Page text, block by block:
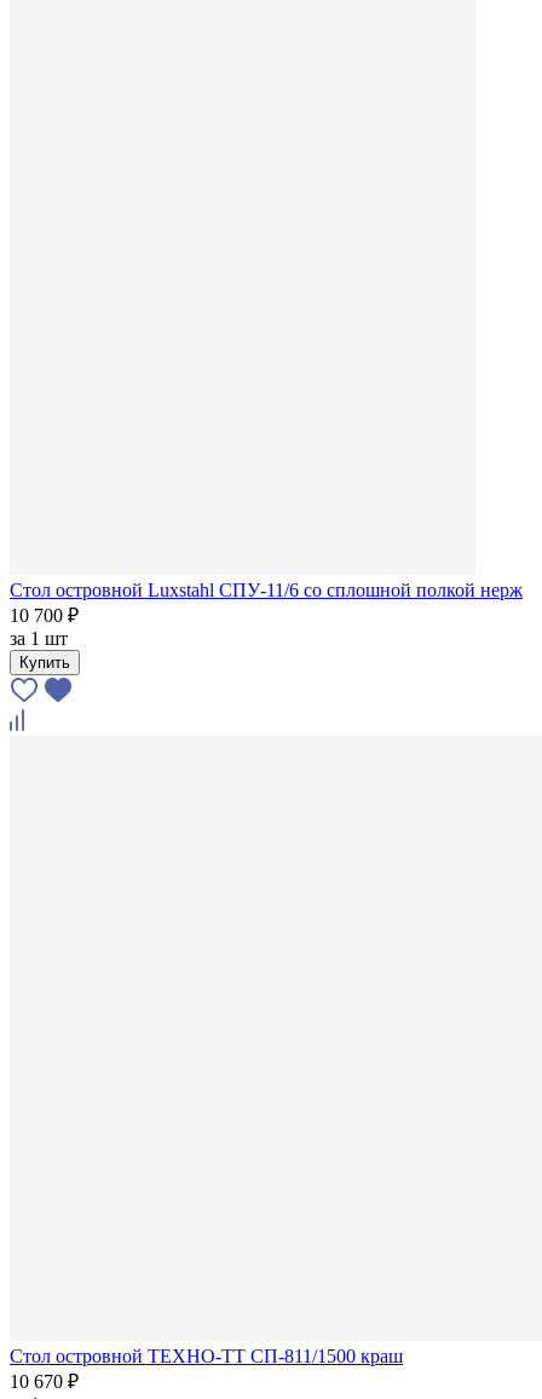
Стол островной Luxstahl СПУ-11/6 со сплошной полкой нерж
10 700 ₽
за 1 шт
Купить
Стол островной ТЕХНО-ТТ СП-811/1500 краш
10 670 ₽